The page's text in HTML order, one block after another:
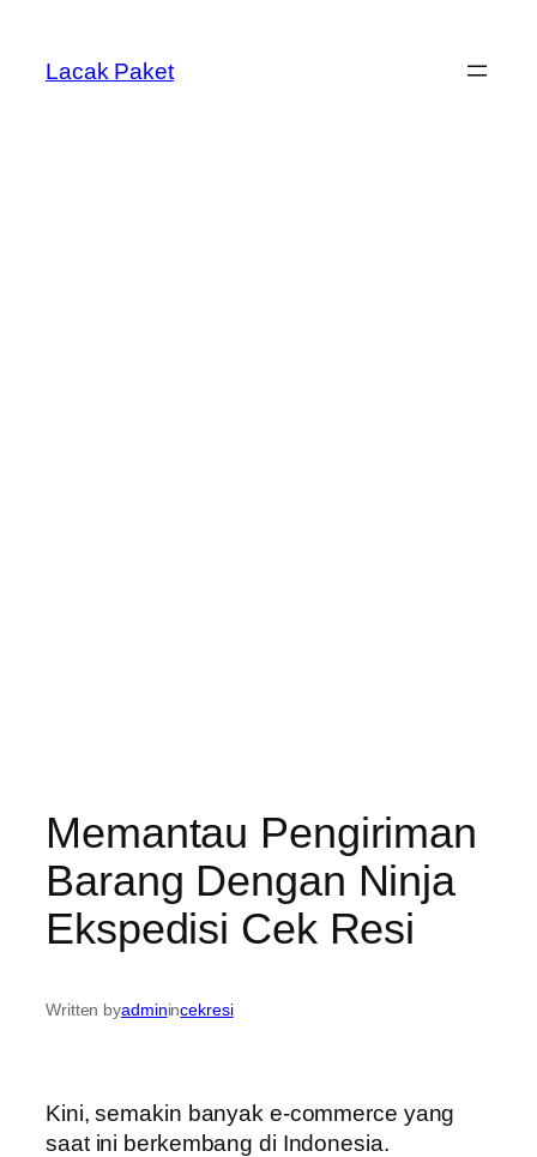
konten
Lacak Paket
Memantau Pengiriman
Barang Dengan Ninja
Ekspedisi Cek Resi
Written byadminincekresi
Kini, semakin banyak e-commerce yang
saat ini berkembang di Indonesia.